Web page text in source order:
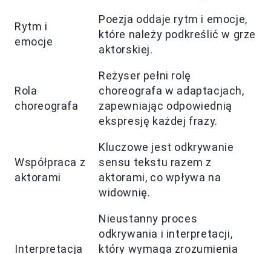
Rytm i
emocje
Poezja oddaje rytm i emocje,
które należy podkreślić w grze
aktorskiej.
Rola
choreografa
Reżyser pełni rolę
choreografa w adaptacjach,
zapewniając odpowiednią
ekspresję każdej frazy.
Współpraca z
aktorami
Kluczowe jest odkrywanie
sensu tekstu razem z
aktorami, co wpływa na
widownię.
Interpretacja
Nieustanny proces
odkrywania i interpretacji,
który wymaga zrozumienia